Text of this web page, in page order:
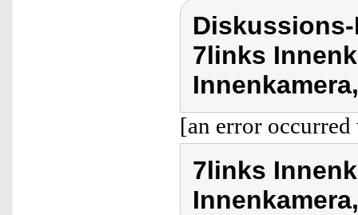
7links
[an error
7links